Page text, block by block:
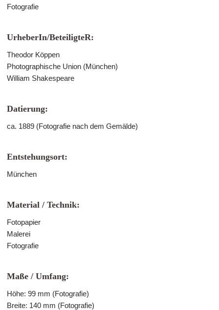
Fotografie
UrheberIn/BeteiligteR:
Theodor Köppen
Photographische Union (München)
William Shakespeare
Datierung:
ca. 1889 (Fotografie nach dem Gemälde)
Entstehungsort:
München
Material / Technik:
Fotopapier
Malerei
Fotografie
Maße / Umfang:
Höhe: 99 mm (Fotografie)
Breite: 140 mm (Fotografie)